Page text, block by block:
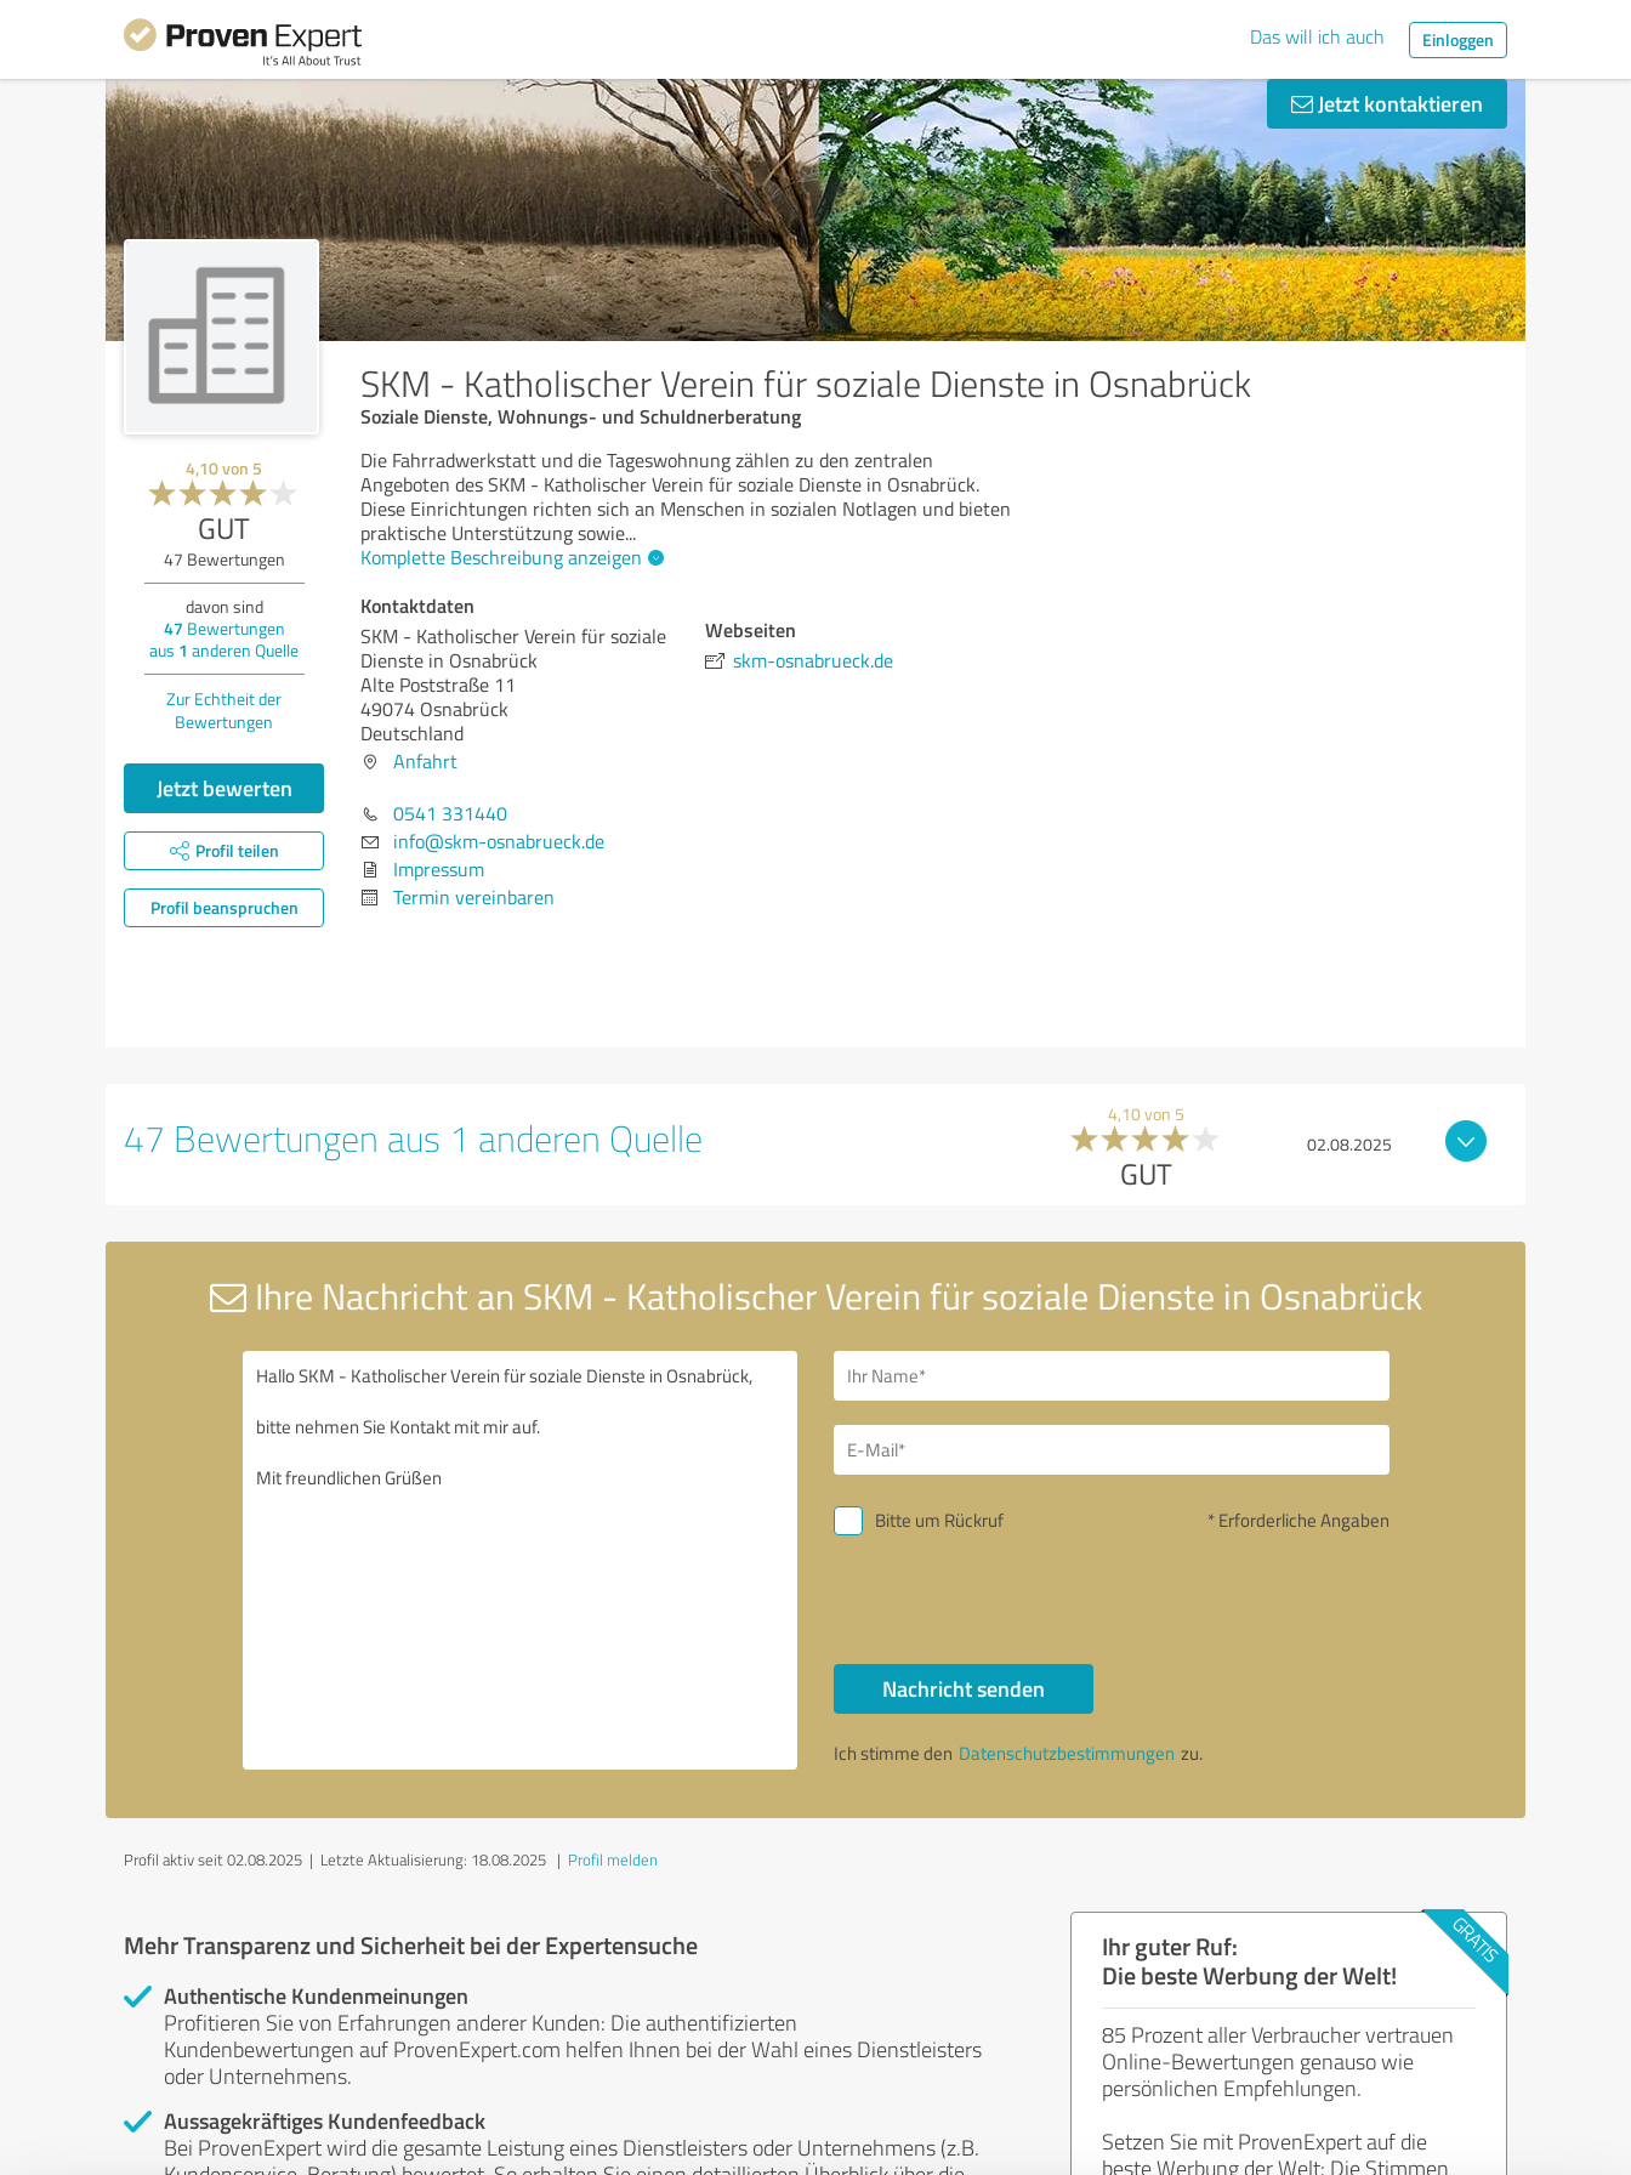
Das will ich auch Einloggen
Jetzt kontaktieren
SKM - Katholischer Verein für soziale Dienste in Osnabrück
Soziale Dienste, Wohnungs- und Schuldnerberatung
4,10von 5
GUT
47 Bewertungen
davon sind
47 Bewertungen
aus 1 anderen Quelle
Zur Echtheit der
Bewertungen
Jetzt bewerten
Profil teilen
Profil beanspruchen
Die Fahrradwerkstatt und die Tageswohnung zählen zu den zentralen
Angeboten des SKM - Katholischer Verein für soziale Dienste in Osnabrück.
Diese Einrichtungen richten sich an Menschen in sozialen Notlagen und bieten
praktische Unterstützung sowie...
Komplette Beschreibung anzeigen
Kontaktdaten
SKM - Katholischer Verein für soziale
Dienste in Osnabrück
Alte Poststraße 11
49074 Osnabrück
Deutschland
Anfahrt
0541 331440
info@skm-osnabrueck.de
Impressum
Termin vereinbaren
Webseiten
skm-osnabrueck.de
47 Bewertungen aus 1 anderen Quelle 4,10 von 5
GUT
02.08.2025
Ihre Nachricht an SKM - Katholischer Verein für soziale Dienste in Osnabrück
Bitte um Rückruf * Erforderliche Angaben
Nachricht senden
Ich stimme den Datenschutzbestimmungen zu.
Profil aktiv seit 02.08.2025 | Letzte Aktualisierung: 18.08.2025 | Profil melden
Mehr Transparenz und Sicherheit bei der Expertensuche
Authentische Kundenmeinungen
Profitieren Sie von Erfahrungen anderer Kunden: Die authentifizierten
Kundenbewertungen auf ProvenExpert.com helfen Ihnen bei der Wahl eines Dienstleisters
oder Unternehmens.
Aussagekräftiges Kundenfeedback
Bei ProvenExpert wird die gesamte Leistung eines Dienstleisters oder Unternehmens (z.B.
Ihr guter Ruf:
Die beste Werbung der Welt!
85 Prozent aller Verbraucher vertrauen
Online-Bewertungen genauso wie
persönlichen Empfehlungen.
Setzen Sie mit ProvenExpert auf die
beste Werbung der Welt: Die Stimmen